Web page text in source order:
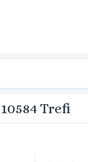
Trefi